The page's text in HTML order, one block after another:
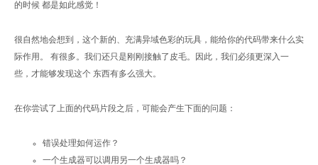
的时候 都是如此感觉！
很自然地会想到，这个新的、充满异域色彩的玩具，能给你的代码带来什么实
际作用。 有很多。我们还只是刚刚接触了皮毛。因此，我们必须更深入一
些，才能够发现这个 东西有多么强大。
在你尝试了上面的代码片段之后，可能会产生下面的问题：
错误处理如何运作？
一个生成器可以调用另一个生成器吗？